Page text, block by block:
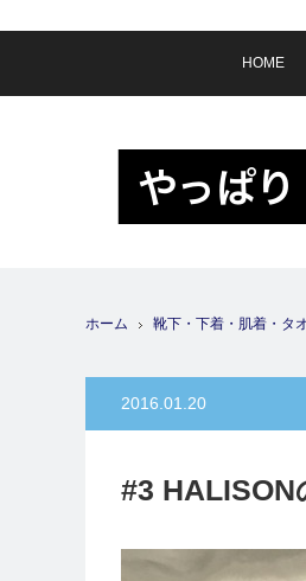
HOME
ホーム 靴下・下着・肌着・タ
2016.01.20
#3 HALISON